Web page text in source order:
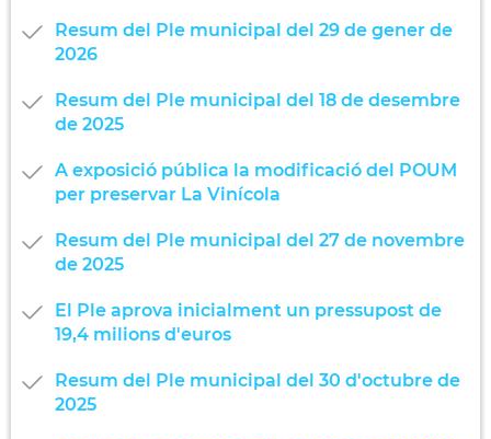
Resum del Ple municipal del 29 de gener de
2026
Resum del Ple municipal del 18 de desembre
de 2025
A exposició pública la modificació del POUM
per preservar La Vinícola
Resum del Ple municipal del 27 de novembre
de 2025
El Ple aprova inicialment un pressupost de
19,4 milions d'euros
Resum del Ple municipal del 30 d'octubre de
2025